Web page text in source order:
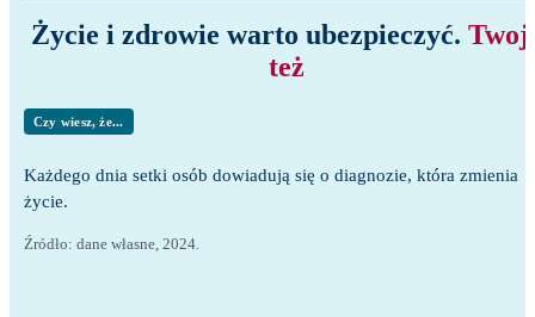
Życie i zdrowie warto ubezpieczyć.
też
Czy wiesz, że...
Każdego dnia setki osób dowiadują się o diagnozie, która zmienia
życie.
Źródło: dane własne, 2024.